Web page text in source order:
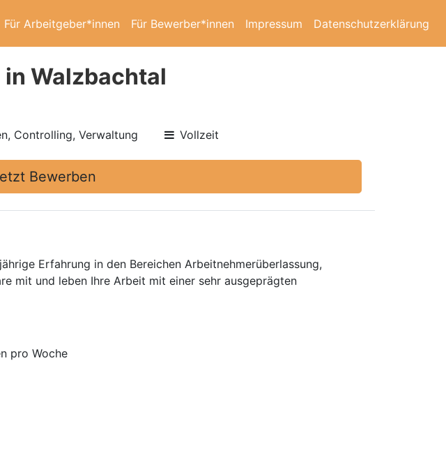
Für Arbeitgeber*innen Für Bewerber*innen Impressum Datenschutzerklärung
Walzbachtal
Controlling, Verwaltung Vollzeit
Bewerben
Erfahrung in den Bereichen Arbeitnehmerüberlassung,
mit und leben Ihre Arbeit mit einer sehr ausgeprägten
pro Woche